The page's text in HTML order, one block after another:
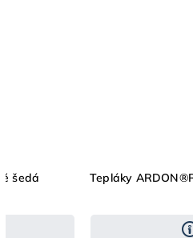
šedá Tepláky